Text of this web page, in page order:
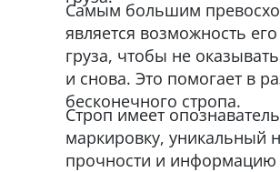
Самым большим
является возможность
груза, чтобы не
и снова. Это помогает в
бесконечного стропа.
Строп имеет
маркировку, уникальный
прочности и информацию